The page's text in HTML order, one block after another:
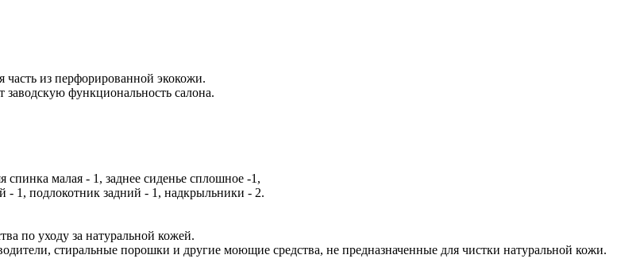
часть из перфорированной экокожи.
функциональность салона.
спинка малая - 1, заднее сиденье сплошное -1,
- 1, подлокотник задний - 1, надкрыльники - 2.
по уходу за натуральной кожей.
стиральные порошки и другие моющие средства, не предназначенные для чистки натуральной кожи.